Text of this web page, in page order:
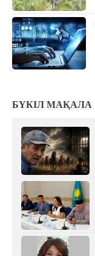
БҮКІЛ МАҚАЛА